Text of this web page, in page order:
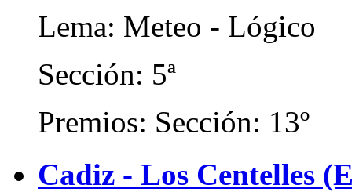
Lema: Meteo - Lógico
Sección: 5ª
Premios: Sección: 13º
Cadiz - Los Centelles